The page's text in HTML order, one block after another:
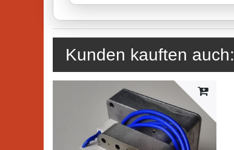
Kunden kauften auch: